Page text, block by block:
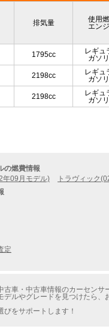
排気量
使用
エン
1795cc
レギュ
ガソ
2198cc
レギュ
ガソ
2198cc
レギュ
ガソ
の燃費情報
年09月モデル)
トラヴィック
定
車・中古車情報のカーセンサ
デルやグレードを見つけたら
をサポートします！